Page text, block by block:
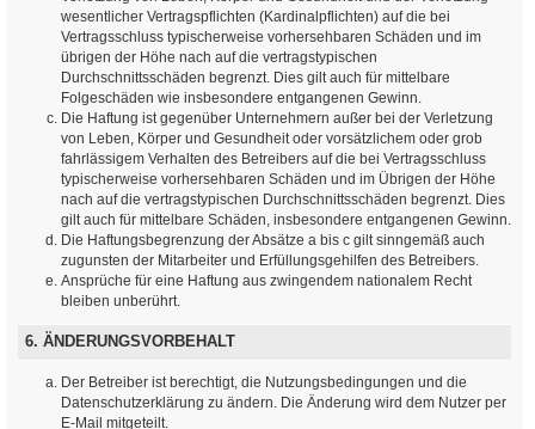
wesentlicher Vertragspflichten (Kardinalpflichten) auf die bei
Vertragsschluss typischerweise vorhersehbaren Schäden und im
übrigen der Höhe nach auf die vertragstypischen
Durchschnittsschäden begrenzt. Dies gilt auch für mittelbare
Folgeschäden wie insbesondere entgangenen Gewinn.
Die Haftung ist gegenüber Unternehmern außer bei der Verletzung
von Leben, Körper und Gesundheit oder vorsätzlichem oder grob
fahrlässigem Verhalten des Betreibers auf die bei Vertragsschluss
typischerweise vorhersehbaren Schäden und im Übrigen der Höhe
nach auf die vertragstypischen Durchschnittsschäden begrenzt. Dies
gilt auch für mittelbare Schäden, insbesondere entgangenen Gewinn.
Die Haftungsbegrenzung der Absätze a bis c gilt sinngemäß auch
zugunsten der Mitarbeiter und Erfüllungsgehilfen des Betreibers.
Ansprüche für eine Haftung aus zwingendem nationalem Recht
bleiben unberührt.
6. ÄNDERUNGSVORBEHALT
Der Betreiber ist berechtigt, die Nutzungsbedingungen und die
Datenschutzerklärung zu ändern. Die Änderung wird dem Nutzer per
E-Mail mitgeteilt.